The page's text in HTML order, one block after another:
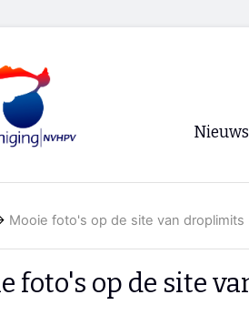
Nieuws
Mooie foto's op de site van droplimits
foto's op de site